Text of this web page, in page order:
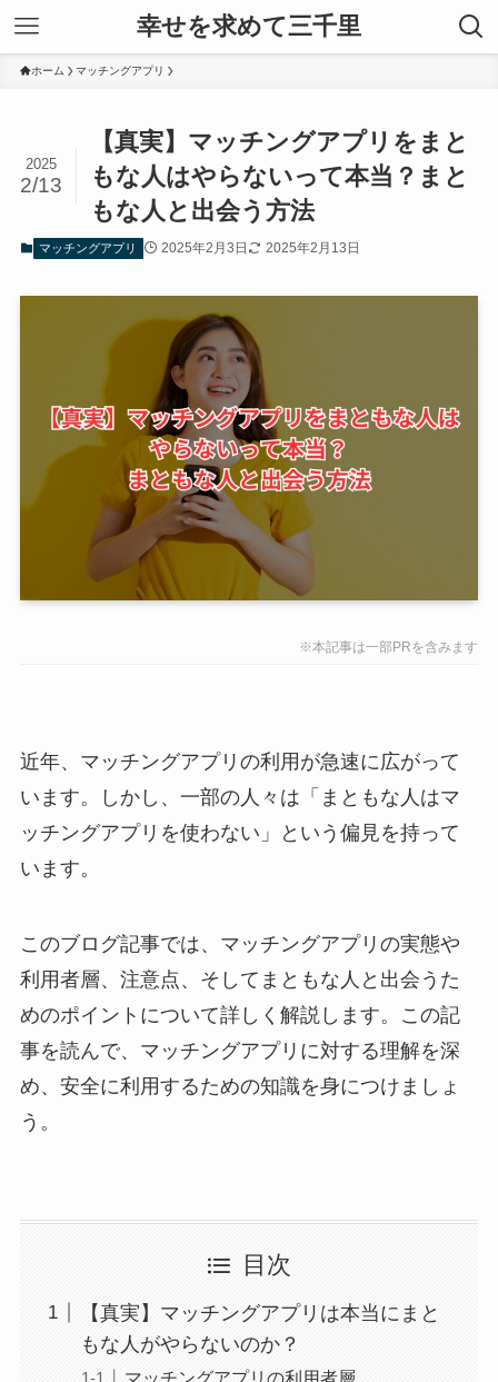
幸せを求めて三千里
ホーム マッチングアプリ
【真実】マッチングアプリをまと
もな人はやらないって本当？まと
もな人と出会う方法
2025
2/13
マッチングアプリ 2025年2月3日 2025年2月13日
※本記事は一部PRを含みます
近年、マッチングアプリの利用が急速に広がって
います。しかし、一部の人々は「まともな人はマ
ッチングアプリを使わない」という偏見を持って
います。
このブログ記事では、マッチングアプリの実態や
利用者層、注意点、そしてまともな人と出会うた
めのポイントについて詳しく解説します。この記
事を読んで、マッチングアプリに対する理解を深
め、安全に利用するための知識を身につけましょ
う。
目次
【真実】マッチングアプリは本当にまと
もな人がやらないのか？
マッチングアプリの利用者層